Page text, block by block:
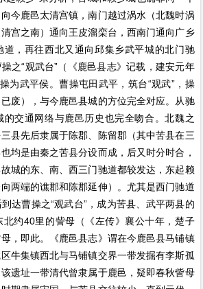
今鹿邑太清宫镇，南门越过涡水（北魏时涡
宫之南）通向王皮溜栾台，西南门通向广乡
道，再往西北又通向邱集乡武平城的北门驰
之“观武台”（《鹿邑县志》记载，建安元年
为武平侯。曹操屯田武平，筑台“观武”，操
废），与今鹿邑县城的方位完全对应。从驰
的交通网络与鹿邑历史也完全吻合。北魏之
县先后隶属于陈郡、陈留郡（其中苦县在三
均是由秦之苦县分设而成，后又时分时合，
城的东、南、西三门驰道都较发达，东起赖
两端的谯郡和陈郡延伸）。尤其是西门驰道
达曹操之“观武台”，成为苦县、武平两县的
约40里的訾母（《左传》襄公十年，楚子
，即此。《鹿邑县志》谓在今鹿邑县马铺镇
牛集镇西北与马铺镇交界一带发掘有李斯孤
遗址一带清代曾隶属于鹿邑，疑即春秋訾母